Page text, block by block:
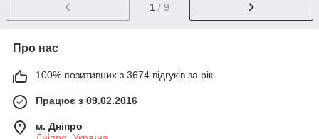
1 / 9
Про нас
100% позитивних з 3674 відгуків за рік
Працює з 09.02.2016
м. Дніпро